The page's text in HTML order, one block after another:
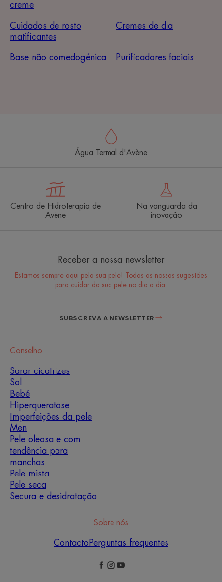
creme
Cuidados de rosto
matificantes
Cremes de dia
Base não comedogénica Purificadores faciais
Água Termal d'Avène
Centro de Hidroterapia de
Avène
Na vanguarda da
inovação
Receber a nossa newsletter
Estamos sempre aqui pela sua pele! Todas as nossas sugestões
para cuidar da sua pele no dia a dia.
SUBSCREVA A NEWSLETTER
Conselho
Sarar cicatrizes
Sol
Bebé
Hiperqueratose
Imperfeições da pele
Men
Pele oleosa e com
tendência para
manchas
Pele mista
Pele seca
Secura e desidratação
Sobre nós
Contacto Perguntas frequentes